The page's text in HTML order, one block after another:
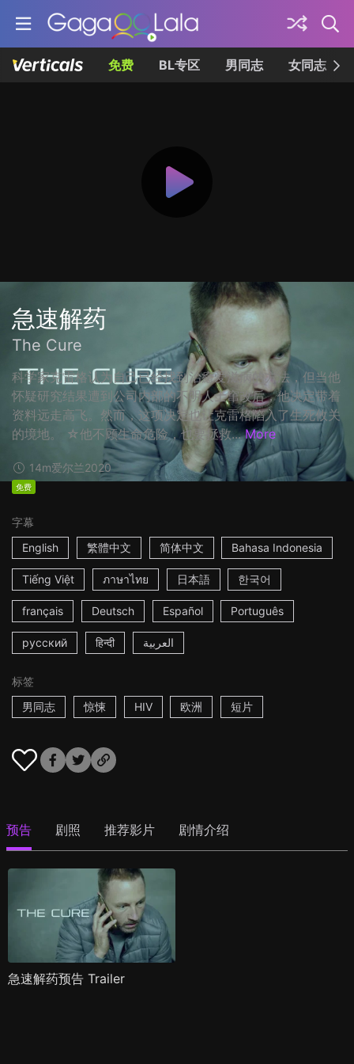
免费 BL专区 男同志 女同志
急速解药
The Cure
科学家克雷格认为自己已经找到治癒爱滋病的方法，但当他
怀疑研究结果遭到公司内部的不明人士窜改后，他决定带着
资料远走高飞。然而，这项决定也让克雷格陷入了生死攸关
的境地。 ☆他不顾生命危险，也要拯救... More
14m爱尔兰2020
免费
字幕
English
繁體中文 简体中文 Bahasa Indonesia
Tiếng Việt ภาษาไทย 日本語 한국어
français Deutsch Español Português
русский हिन्दी العربية
标签
男同志
惊悚 HIV 欧洲 短片
预告 剧照 推荐影片 剧情介绍
急速解药预告 Trailer